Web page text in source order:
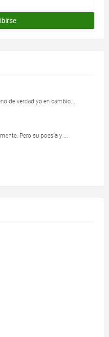
de verdad yo en cambio...
Pero su poesía y ...